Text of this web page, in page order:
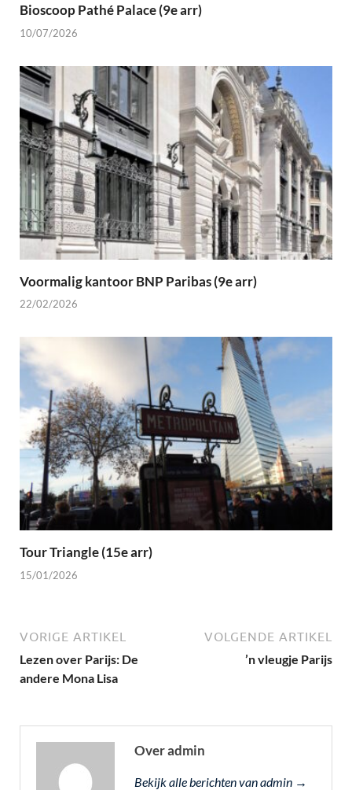
Bioscoop Pathé Palace (9e arr)
10/07/2026
Voormalig kantoor BNP Paribas (9e arr)
22/02/2026
Tour Triangle (15e arr)
15/01/2026
VORIGE ARTIKEL
Lezen over Parijs: De
andere Mona Lisa
VOLGENDE ARTIKEL
’n vleugje Parijs
Over admin
Bekijk alle berichten van admin →